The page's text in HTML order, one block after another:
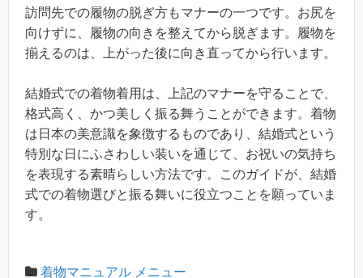
訪問先での履物の脱ぎ方もマナーの一つです。お尻を
向けずに、履物の向きを整えてから脱ぎます。履物を
揃えるのは、上がった後に向き直ってから行います。
結婚式での着物着用は、上記のマナーを守ることで、
格式高く、かつ美しく振る舞うことができます。着物
は日本の美意識を象徴するものであり、結婚式という
特別な日にふさわしい装いを通じて、お祝いの気持ち
を表現する素晴らしい方法です。このガイドが、結婚
式での着物選びと振る舞いに役立つことを願っていま
す。
着物マニュアル メニュー